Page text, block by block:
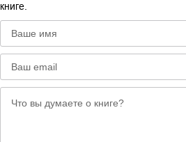
книге.